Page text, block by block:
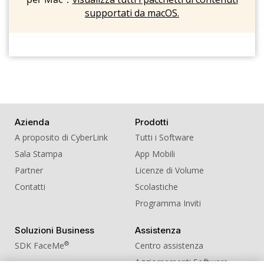
supportati da macOS.
Azienda
A proposito di CyberLink
Sala Stampa
Partner
Contatti
Prodotti
Tutti i Software
App Mobili
Licenze di Volume
Scolastiche
Programma Inviti
Soluzioni Business
SDK FaceMe®
Assistenza
Centro assistenza